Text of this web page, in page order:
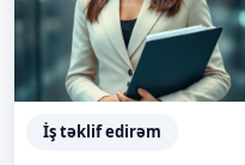
İş təklif edirəm